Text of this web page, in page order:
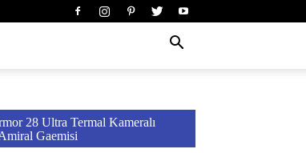
28 Ultra Termal Kameralı
Gaemisi